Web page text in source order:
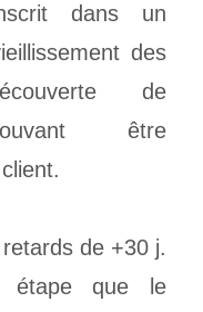
dans un
des
de
être
de +30 j.
étape que le